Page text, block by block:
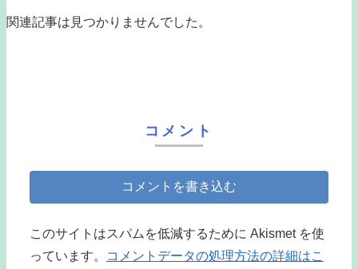
関連記事は見つかりませんでした。
コメント
コメントを書き込む
このサイトはスパムを低減するために Akismet を使
っています。
コメントデータの処理方法の詳細はこ